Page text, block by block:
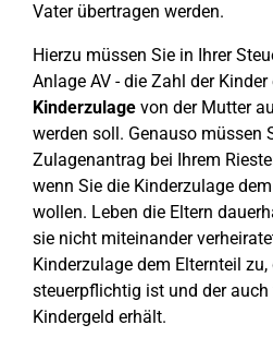
Vater übertragen werden.
Hierzu müssen Sie in Ihrer
Anlage AV - die Zahl der
Kinderzulage von der Mutter
werden soll. Genauso müssen
Zulagenantrag bei Ihrem
wenn Sie die Kinderzulage
wollen. Leben die Eltern
sie nicht miteinander
Kinderzulage dem Elternteil
steuerpflichtig ist und der
Kindergeld erhält.